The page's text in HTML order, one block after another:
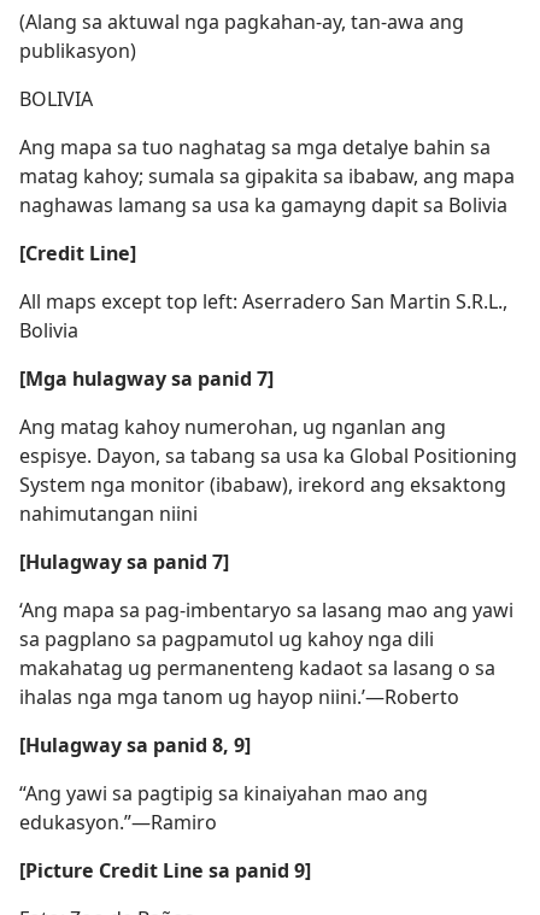
(Alang sa aktuwal nga pagkahan-ay, tan-awa ang
publikasyon)
BOLIVIA
Ang mapa sa tuo naghatag sa mga detalye bahin sa
matag kahoy; sumala sa gipakita sa ibabaw, ang mapa
naghawas lamang sa usa ka gamayng dapit sa Bolivia
[Credit Line]
All maps except top left: Aserradero San Martin S.R.L.,
Bolivia
[Mga hulagway sa panid 7]
Ang matag kahoy numerohan, ug nganlan ang
espisye. Dayon, sa tabang sa usa ka Global Positioning
System nga monitor (ibabaw), irekord ang eksaktong
nahimutangan niini
[Hulagway sa panid 7]
‘Ang mapa sa pag-imbentaryo sa lasang mao ang yawi
sa pagplano sa pagpamutol ug kahoy nga dili
makahatag ug permanenteng kadaot sa lasang o sa
ihalas nga mga tanom ug hayop niini.’​—Roberto
[Hulagway sa panid 8, 9]
“Ang yawi sa pagtipig sa kinaiyahan mao ang
edukasyon.”​—Ramiro
[Picture Credit Line sa panid 9]